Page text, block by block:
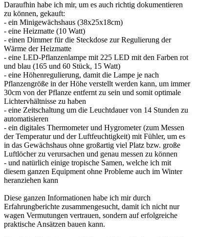
Daraufhin habe ich mir, um es auch richtig dokumentieren
zu können, gekauft:
- ein Minigewächshaus (38x25x18cm)
- eine Heizmatte (10 Watt)
- einen Dimmer für die Steckdose zur Regulierung der
Wärme der Heizmatte
- eine LED-Pflanzenlampe mit 225 LED mit den Farben rot
und blau (165 und 60 Stück, 15 Watt)
- eine Höhenregulierung, damit die Lampe je nach
Pflanzengröße in der Höhe verstellt werden kann, um immer
30cm von der Pflanze entfernt zu sein und somit optimale
Lichtervhältnisse zu haben
- eine Zeitschaltung um die Leuchtdauer von 14 Stunden zu
automatisieren
- ein digitales Thermometer und Hygrometer (zum Messen
der Temperatur und der Luftfeuchtigkeit) mit Fühler, um es
in das Gewächshaus ohne großartig viel Platz bzw. große
Luftlöcher zu verursachen und genau messen zu können
- und natürlich einige tropische Samen, welche ich mit
diesem ganzen Equipment ohne Probleme auch im Winter
heranziehen kann
Diese ganzen Informationen habe ich mir durch
Erfahrungberichte zusammengesucht, damit ich nicht nur
wagen Vermutungen vertrauen, sondern auf erfolgreiche
praktische Ansätzen bauen kann.